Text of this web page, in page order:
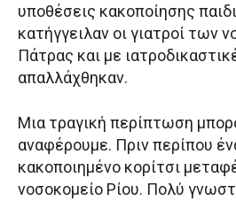
υποθέσεις κακοποίησης
κατήγγειλαν οι γιατροί των
Πάτρας και με
απαλλάχθηκαν.
Μια τραγική περίπτωση
αναφέρουμε. Πριν περίπου
κακοποιημένο κορίτσι
νοσοκομείο Ρίου. Πολύ